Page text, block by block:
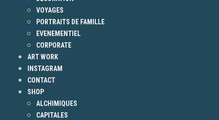
VOYAGES
PORTRAITS DE FAMILLE
EVENEMENTIEL
CORPORATE
ART WORK
INSTAGRAM
CONTACT
SHOP
ALCHIMIQUES
CAPITALES